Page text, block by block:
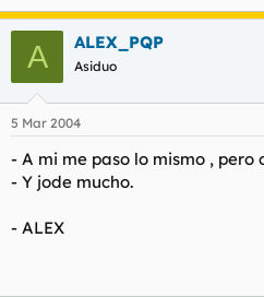
A ALEX_PQP
Asiduo
5 Mar 2004
- A mi me paso lo mismo , pero
- Y jode mucho.
- ALEX